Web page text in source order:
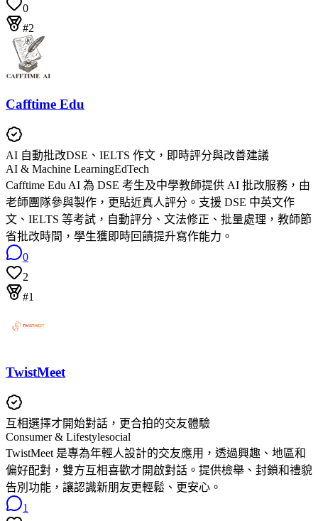
0
#2
Cafftime Edu
AI 自動批改DSE、IELTS 作文，即時評分與改善建議
AI & Machine LearningEdTech
Cafftime Edu AI 為 DSE 考生及中學教師提供 AI 批改服務，由
老師團隊參與製作，更貼近真人評分。支援 DSE 中英文作
文、IELTS 等考試，自動評分、文法修正、批量處理，教師節
省批改時間，學生獲即時回饋提升寫作能力。
0
2
#1
TwistMeet
互相選擇才開始對話，更合拍的交友體驗
Consumer & Lifestylesocial
TwistMeet 是專為年輕人設計的交友應用，透過興趣、地區和
偏好配對，雙方互相喜歡才開啟對話。提供檢舉、封鎖和禮貌
告別功能，讓認識新朋友更輕鬆、更安心。
1